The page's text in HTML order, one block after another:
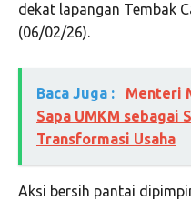
dekat lapangan Tembak
(06/02/26).
Baca Juga :
Menteri
Sapa UMKM sebagai
Transformasi Usaha
Aksi bersih pantai